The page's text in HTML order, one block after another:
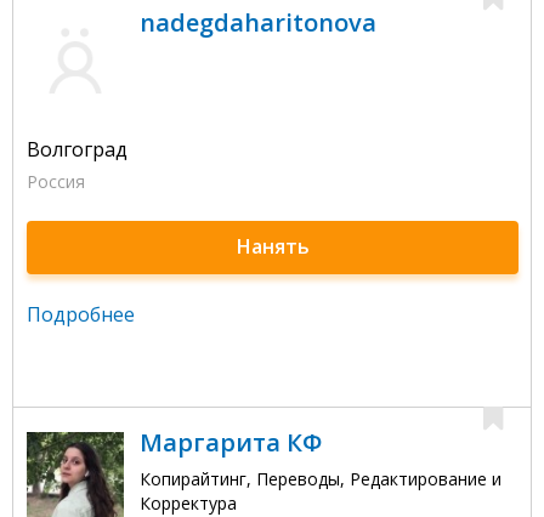
nadegdaharitonova
Волгоград
Россия
Нанять
Подробнее
Маргарита КФ
Копирайтинг, Переводы, Редактирование и
Корректура